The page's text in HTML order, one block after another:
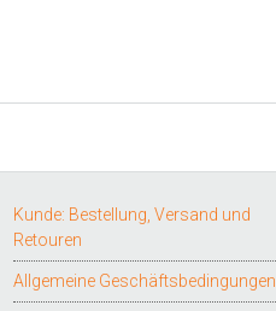
Kunde: Bestellung, Versand und
Retouren
Allgemeine Geschäftsbedingungen